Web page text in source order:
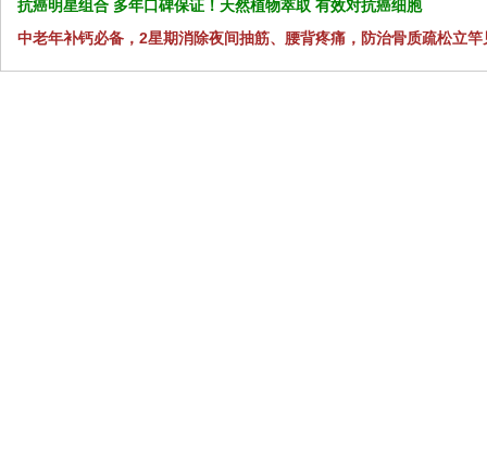
抗癌明星组合 多年口碑保证！天然植物萃取 有效对抗癌细胞
中老年补钙必备，2星期消除夜间抽筋、腰背疼痛，防治骨质疏松立竿